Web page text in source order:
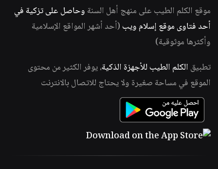
موقع الكلم الطيب على منهج أهل السنة وحاصل على تزكية في
أحد فتاوى موقع إسلام ويب (أحد أشهر المواقع الإسلامية
وأكثرها موثوقية)
تطبيق الكلم الطيب للأجهزة الذكية، يوفر الكثير من محتوى
الموقع في مساحة صغيرة ولا يحتاج للاتصال بالانترنت